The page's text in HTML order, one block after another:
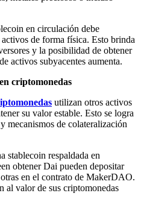
en circulación debe
de forma física. Esto brinda
y la posibilidad de obtener
activos subyacentes aumenta.
criptomonedas
utilizan otros activos
su valor estable. Esto se logra
mecanismos de colateralización
stablecoin respaldada en
obtener Dai pueden depositar
en el contrato de MakerDAO.
al valor de sus criptomonedas